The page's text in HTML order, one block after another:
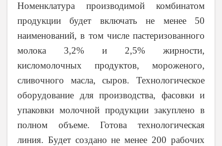
Номенклатура производимой комбинатом
продукции будет включать не менее 50
наименований, в том числе пастеризованного
молока 3,2% и 2,5% жирности,
кисломолочных продуктов, мороженого,
сливочного масла, сыров. Технологическое
оборудование для производства, фасовки и
упаковки молочной продукции закуплено в
полном объеме. Готова технологическая
линия. Будет создано не менее 200 рабочих